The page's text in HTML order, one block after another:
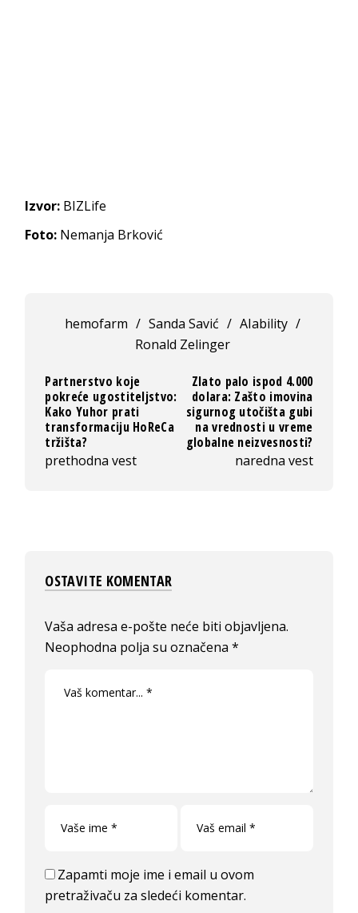
Izvor: BIZLife
Foto: Nemanja Brković
hemofarm / Sanda Savić / AIability /
Ronald Zelinger
Partnerstvo koje
pokreće ugostiteljstvo:
Kako Yuhor prati
transformaciju HoReCa
tržišta?
prethodna vest
Zlato palo ispod 4.000
dolara: Zašto imovina
sigurnog utočišta gubi
na vrednosti u vreme
globalne neizvesnosti?
naredna vest
OSTAVITE KOMENTAR
Vaša adresa e-pošte neće biti objavljena.
Neophodna polja su označena*
Zapamti moje ime i email u ovom
pretraživaču za sledeći komentar.